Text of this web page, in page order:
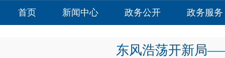
首页 新闻中心 政务公开 政务服务
东风浩荡开新局